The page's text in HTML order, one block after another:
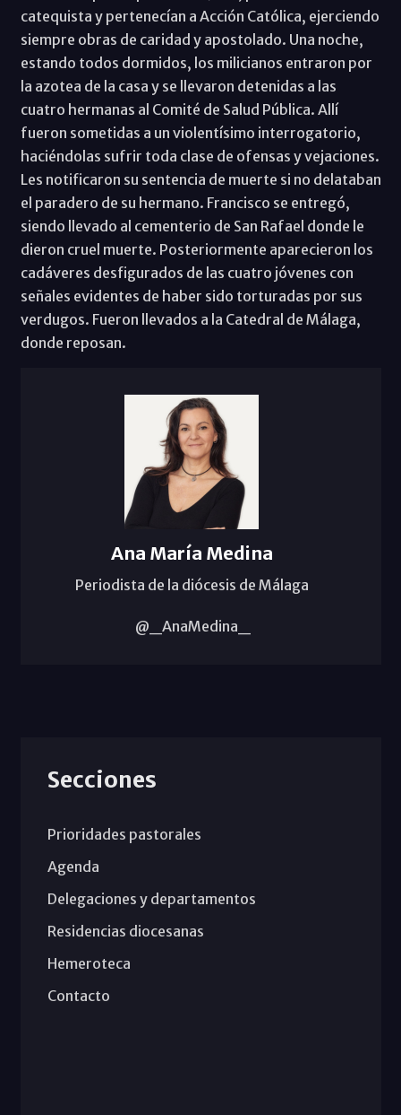
catequista y pertenecían a Acción Católica, ejerciendo
siempre obras de caridad y apostolado. Una noche,
estando todos dormidos, los milicianos entraron por
la azotea de la casa y se llevaron detenidas a las
cuatro hermanas al Comité de Salud Pública. Allí
fueron sometidas a un violentísimo interrogatorio,
haciéndolas sufrir toda clase de ofensas y vejaciones.
Les notificaron su sentencia de muerte si no delataban
el paradero de su hermano. Francisco se entregó,
siendo llevado al cementerio de San Rafael donde le
dieron cruel muerte. Posteriormente aparecieron los
cadáveres desfigurados de las cuatro jóvenes con
señales evidentes de haber sido torturadas por sus
verdugos. Fueron llevados a la Catedral de Málaga,
donde reposan.
Ana María Medina
Periodista de la diócesis de Málaga
@_AnaMedina_
Secciones
Prioridades pastorales
Agenda
Delegaciones y departamentos
Residencias diocesanas
Hemeroteca
Contacto